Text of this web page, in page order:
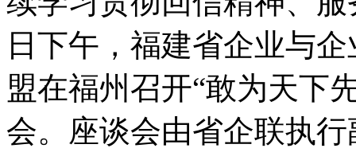
日下午，福建省企业与
盟在福州召开“敢为天下
会。座谈会由省企联执